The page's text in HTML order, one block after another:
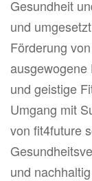
Gesundheit
und
Förderung
und geistige
Umgang mit
von fit4future
und